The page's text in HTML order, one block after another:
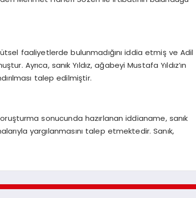
faaliyetlerde bulunmadığını iddia etmiş ve Adil
Ayrıca, sanık Yıldız, ağabeyi Mustafa Yıldız’ın
talep edilmiştir.
sonucunda hazırlanan iddianame, sanık
yargılanmasını talep etmektedir. Sanık,